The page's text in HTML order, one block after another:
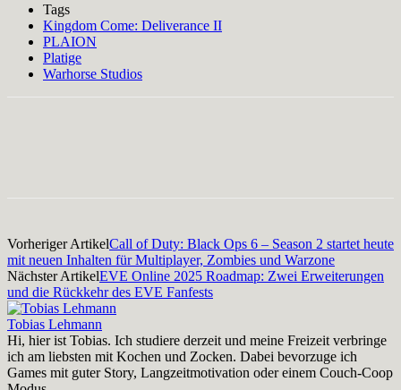
Tags
Kingdom Come: Deliverance II
PLAION
Platige
Warhorse Studios
Vorheriger ArtikelCall of Duty: Black Ops 6 – Season 2 startet heute
mit neuen Inhalten für Multiplayer, Zombies und Warzone
Nächster ArtikelEVE Online 2025 Roadmap: Zwei Erweiterungen
und die Rückkehr des EVE Fanfests
Tobias Lehmann
Hi, hier ist Tobias. Ich studiere derzeit und meine Freizeit verbringe
ich am liebsten mit Kochen und Zocken. Dabei bevorzuge ich
Games mit guter Story, Langzeitmotivation oder einem Couch-Coop